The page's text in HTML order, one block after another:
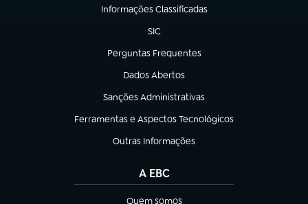
Informações Classificadas
(abre em nova aba)
SIC
(abre em nova aba)
Perguntas Frequentes
(abre em nova aba)
Dados Abertos
(abre em nova aba)
Sanções Administrativas
(abre em nova aba)
Ferramentas e Aspectos Tecnológicos
(abre em nova aba)
Outras Informações
(abre em nova aba)
A EBC
Quem somos